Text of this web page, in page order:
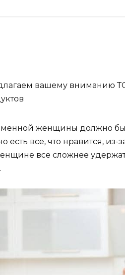
вашему вниманию
женщины должно
есть все, что нравится, из-
все сложнее